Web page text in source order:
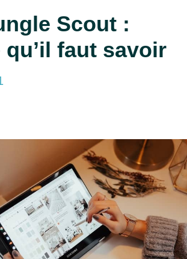
Scout :
faut savoir